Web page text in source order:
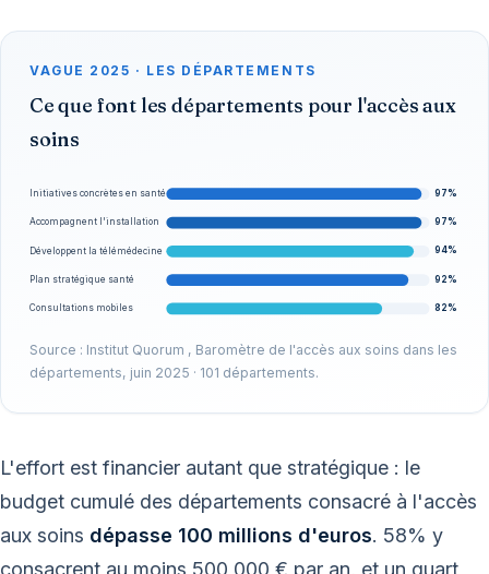
VAGUE 2025 · LES DÉPARTEMENTS
Ce que font les départements pour l'accès aux
soins
Initiatives concrètes en santé 97%
Accompagnent l'installation 97%
Développent la télémédecine 94%
Plan stratégique santé 92%
Consultations mobiles 82%
Source : Institut Quorum , Baromètre de l'accès aux soins dans les
départements, juin 2025 · 101 départements.
L'effort est financier autant que stratégique : le
budget cumulé des départements consacré à l'accès
aux soins dépasse 100 millions d'euros. 58% y
consacrent au moins 500 000 € par an, et un quart